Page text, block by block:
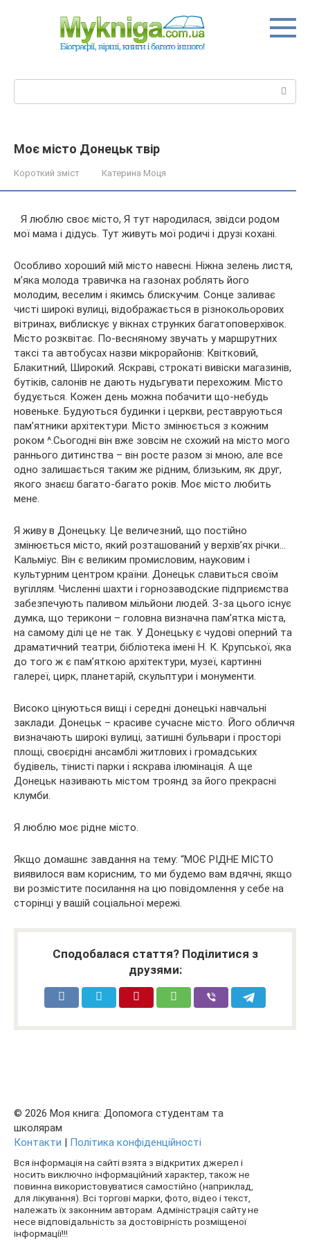
Моє місто Донецьк твір
Короткий зміст Катерина Моця
Я люблю своє місто, Я тут народилася, звідси родом
мої мама і дідусь. Тут живуть мої родичі і друзі кохані.
Особливо хороший мій місто навесні. Ніжна зелень листя,
м’яка молода травичка на газонах роблять його
молодим, веселим і якимсь блискучим. Сонце заливає
чисті широкі вулиці, відображається в різнокольорових
вітринах, виблискує у вікнах струнких багатоповерхівок.
Місто розквітає. По-весняному звучать у маршрутних
таксі та автобусах назви мікрорайонів: Квітковий,
Блакитний, Широкий. Яскраві, строкаті вивіски магазинів,
бутіків, салонів не дають нудьгувати перехожим. Місто
будується. Кожен день можна побачити що-небудь
новеньке. Будуються будинки і церкви, реставруються
пам’ятники архітектури. Місто змінюється з кожним
роком ^.Сьогодні він вже зовсім не схожий на місто мого
раннього дитинства – він росте разом зі мною, але все
одно залишається таким же рідним, близьким, як друг,
якого знаєш багато-багато років. Моє місто любить
мене.
Я живу в Донецьку. Це величезний, що постійно
змінюється місто, який розташований у верхів’ях річки…
Кальміус. Він є великим промисловим, науковим і
культурним центром країни. Донецьк славиться своїм
вугіллям. Численні шахти і горнозаводские підприємства
забезпечують паливом мільйони людей. З-за цього існує
думка, що терикони – головна визначна пам’ятка міста,
на самому ділі це не так. У Донецьку є чудові оперний та
драматичний театри, бібліотека імені Н. К. Крупської, яка
до того ж є пам’яткою архітектури, музеї, картинні
галереї, цирк, планетарій, скульптури і монументи.
Високо цінуються вищі і середні донецькі навчальні
заклади. Донецьк – красиве сучасне місто. Його обличчя
визначають широкі вулиці, затишні бульвари і просторі
площі, своєрідні ансамблі житлових і громадських
будівель, тінисті парки і яскрава ілюмінація. А ще
Донецьк називають містом троянд за його прекрасні
клумби.
Я люблю моє рідне місто.
Якщо домашнє завдання на тему: “МОЄ РІДНЕ МІСТО
виявилося вам корисним, то ми будемо вам вдячні, якщо
ви розмістите посилання на цю повідомлення у себе на
сторінці у вашій соціальної мережі.
Сподобалася стаття? Поділитися з
друзями:
© 2026 Моя книга: Допомога студентам та
школярам
Контакти | Політика конфіденційності
Вся інформація на сайті взята з відкритих джерел і
носить виключно інформаційний характер, також не
повинна використовуватися самостійно (наприклад,
для лікування). Всі торгові марки, фото, відео і текст,
належать їх законним авторам. Адміністрація сайту не
несе відповідальність за достовірність розміщеної
інформації!!!